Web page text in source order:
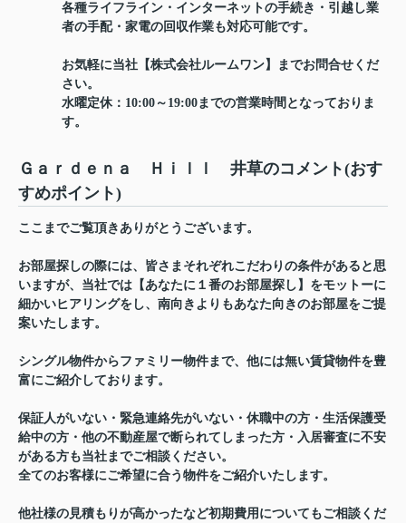
各種ライフライン・インターネットの手続き・引越し業
者の手配・家電の回収作業も対応可能です。
お気軽に当社【株式会社ルームワン】までお問合せくだ
さい。
水曜定休：10:00～19:00までの営業時間となっておりま
す。
Ｇａｒｄｅｎａ Ｈｉｌｌ 井草のコメント(おす
すめポイント)
ここまでご覧頂きありがとうございます。
お部屋探しの際には、皆さまそれぞれこだわりの条件があると思
いますが、当社では【あなたに１番のお部屋探し】をモットーに
細かいヒアリングをし、南向きよりもあなた向きのお部屋をご提
案いたします。
シングル物件からファミリー物件まで、他には無い賃貸物件を豊
富にご紹介しております。
保証人がいない・緊急連絡先がいない・休職中の方・生活保護受
給中の方・他の不動産屋で断られてしまった方・入居審査に不安
がある方も当社までご相談ください。
全てのお客様にご希望に合う物件をご紹介いたします。
他社様の見積もりが高かったなど初期費用についてもご相談くだ